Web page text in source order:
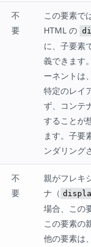
不
要
この要素で
HTML の
に、子要素
義できます
ーネントは
特定のレイ
ず、コンテ
することが
ます。子要
ンダリング
不
要
親がフレキ
ナ（
場合、この
この要素の
他の要素は